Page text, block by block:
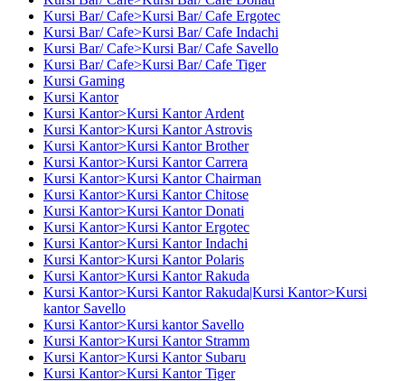
Kursi Bar/ Cafe>Kursi Bar/ Cafe Ergotec
Kursi Bar/ Cafe>Kursi Bar/ Cafe Indachi
Kursi Bar/ Cafe>Kursi Bar/ Cafe Savello
Kursi Bar/ Cafe>Kursi Bar/ Cafe Tiger
Kursi Gaming
Kursi Kantor
Kursi Kantor>Kursi Kantor Ardent
Kursi Kantor>Kursi Kantor Astrovis
Kursi Kantor>Kursi Kantor Brother
Kursi Kantor>Kursi Kantor Carrera
Kursi Kantor>Kursi Kantor Chairman
Kursi Kantor>Kursi Kantor Chitose
Kursi Kantor>Kursi Kantor Donati
Kursi Kantor>Kursi Kantor Ergotec
Kursi Kantor>Kursi Kantor Indachi
Kursi Kantor>Kursi Kantor Polaris
Kursi Kantor>Kursi Kantor Rakuda
Kursi Kantor>Kursi Kantor Rakuda|Kursi Kantor>Kursi
kantor Savello
Kursi Kantor>Kursi kantor Savello
Kursi Kantor>Kursi Kantor Stramm
Kursi Kantor>Kursi Kantor Subaru
Kursi Kantor>Kursi Kantor Tiger